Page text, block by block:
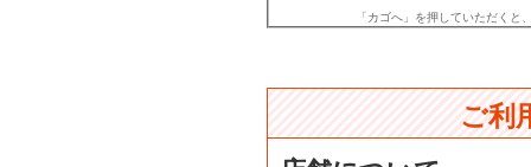
「カゴへ」を押していただく
ご利